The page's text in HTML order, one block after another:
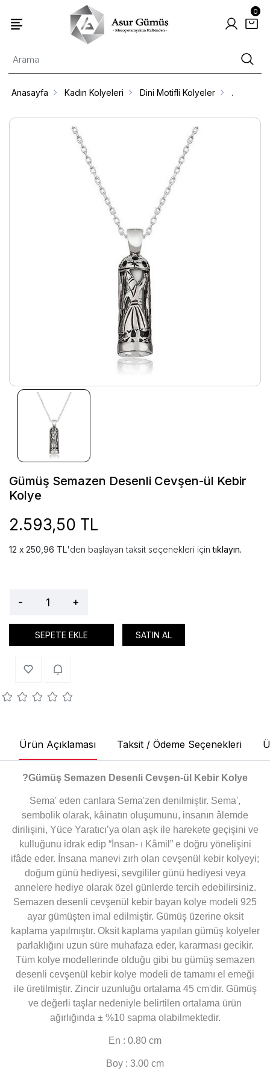
0
Anasayfa Kadın Kolyeleri Dini Motifli Kolyeler .
Gümüş Semazen Desenli Cevşen-ül Kebir
Kolye
2.593,50 TL
250,96 TL'den başlayan taksit seçenekleri içintıklayın.
- +
SEPETE EKLE SATIN AL
Ürün Açıklaması Taksit / Ödeme Seçenekleri
?Gümüş Semazen Desenli Cevşen-ül Kebir Kolye
Sema' eden canlara Sema'zen denilmiştir. Sema',
sembolik olarak, kâinatın oluşumunu, insanın âlemde
dirilişini, Yüce Yaratıcı’ya olan aşk ile harekete geçişini ve
kulluğunu idrak edip “İnsan- ı Kâmil” e doğru yönelişini
ifâde eder. İnsana manevi zırh olan cevşenül kebir kolyeyi;
doğum günü hediyesi, sevgililer günü hediyesi veya
annelere hediye olarak özel günlerde tercih edebilirsiniz.
Semazen desenli cevşenül kebir bayan kolye modeli 925
ayar gümüşten imal edilmiştir. Gümüş üzerine oksit
kaplama yapılmıştır. Oksit kaplama yapılan gümüş kolyeler
parlaklığını uzun süre muhafaza eder, kararması gecikir.
Tüm kolye modellerinde olduğu gibi bu gümüş semazen
desenli cevşenül kebir kolye modeli de tamamı el emeği
ile üretilmiştir. Zincir uzunluğu ortalama 45 cm'dir. Gümüş
ve değerli taşlar nedeniyle belirtilen ortalama ürün
ağırlığında ± %10 sapma olabilmektedir.
En : 0.80 cm
Boy : 3.00 cm